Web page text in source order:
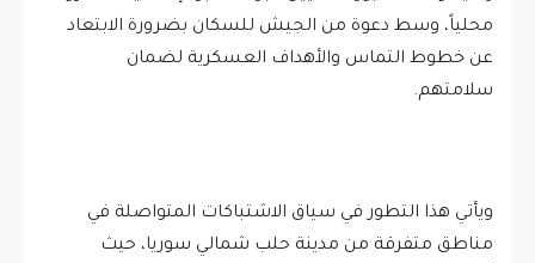
محلياً، وسط دعوة من الجيش للسكان بضرورة الابتعاد
عن خطوط التماس والأهداف العسكرية لضمان
سلامتهم.
ويأتي هذا التطور في سياق الاشتباكات المتواصلة في
مناطق متفرقة من مدينة حلب شمالي سوريا، حيث